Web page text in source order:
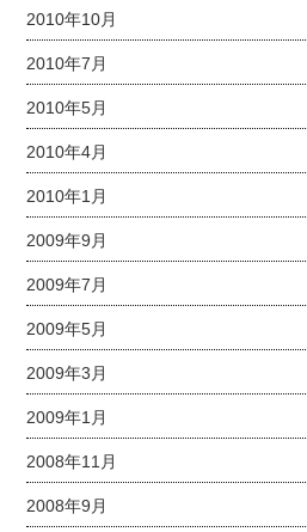
2010年10月
2010年7月
2010年5月
2010年4月
2010年1月
2009年9月
2009年7月
2009年5月
2009年3月
2009年1月
2008年11月
2008年9月